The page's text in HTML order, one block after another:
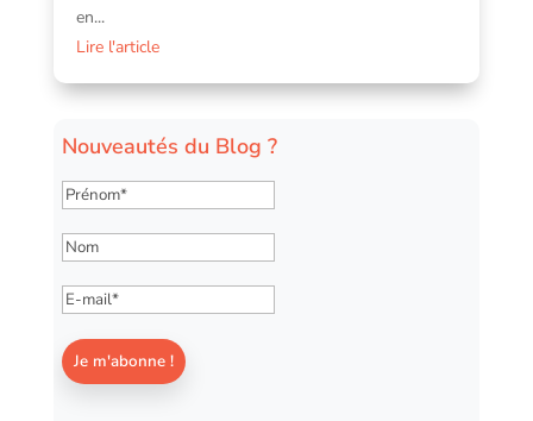
en...
Lire l'article
Nouveautés du Blog ?